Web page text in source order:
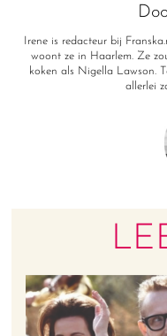
Irene is redacteur bij
woont ze in Haarlem. Ze
koken als Nigella Lawson.
allerlei